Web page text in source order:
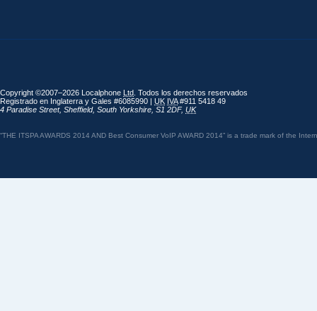
Copyright ©2007–2026 Localphone Ltd . Todos los derechos reservados
Registrado en Inglaterra y Gales #6085990 | UK IVA#911 5418 49
4 Paradise Street, Sheffield, South Yorkshire S1 2DF, UK
“THE ITSPA AWARDS 2014 AND Best Consumer VoIP AWARD 2014” is a trade mark of the